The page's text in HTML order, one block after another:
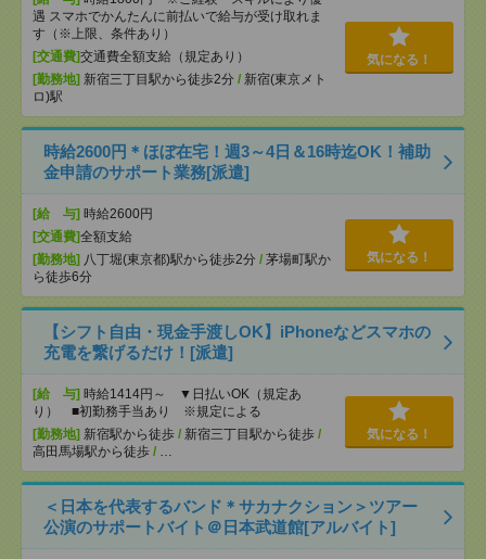
遇 スマホでかんたんに前払いで給与が受け取れま
す（※上限、条件あり）
[交通費]交通費全額支給（規定あり）
[勤務地] 新宿三丁目駅から徒歩2分 / 新宿(東京メト
ロ)駅
気になる！
時給2600円＊ほぼ在宅！週3～4日＆16時迄OK！補助
金申請のサポート業務[派遣]
[給 与] 時給2600円
[交通費]全額支給
[勤務地] 八丁堀(東京都)駅から徒歩2分 / 茅場町駅か
ら徒歩6分
気になる！
【シフト自由・現金手渡しOK】iPhoneなどスマホの
充電を繋げるだけ！[派遣]
[給 与] 時給1414円～ ▼日払いOK（規定あ
り） ■初勤務手当あり ※規定による
[勤務地] 新宿駅から徒歩 / 新宿三丁目駅から徒歩 /
高田馬場駅から徒歩 /
気になる！
＜日本を代表するバンド＊サカナクション＞ツアー
公演のサポートバイト＠日本武道館[アルバイト]